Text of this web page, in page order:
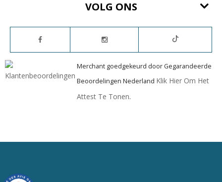
VOLG ONS
Merchant goedgekeurd door Gegarandeerde
Beoordelingen Nederland Klik Hier Om Het
Attest Te Tonen.